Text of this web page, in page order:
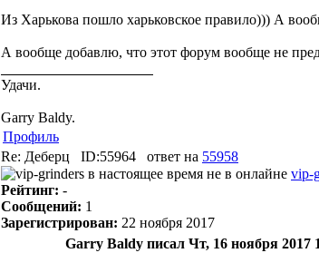
Из Харькова пошло харьковское правило))) А
А вообще добавлю, что этот форум вообще не
Удачи.
Garry Baldy.
Профиль
Re: Деберц
ID:55964 ответ на 55958
vip-
Рейтинг: -
Сообщений: 1
Зарегистрирован: 22 ноября 2017
Garry Baldy писал Чт, 16 ноября 2017